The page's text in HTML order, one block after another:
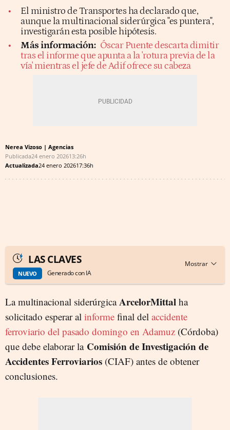
El ministro de Transportes ha declarado que,
aunque la multinacional siderúrgica "es puntera",
investigarán esta posible hipótesis.
Más información: Óscar Puente descarta dimitir
tras el informe que apunta a la 'rotura previa de la
vía' mientras el jefe de Adif ofrece su cabeza
Nerea Vizoso | Agencias
Publicada24 enero 202613:26h
Actualizada24 enero 202617:36h
LAS CLAVES
NUEVO Generado con IA
La multinacional siderúrgicaArcelorMittal ha
solicitado esperar al informe final del accidente
ferroviario del pasado domingo en Adamuz (Córdoba)
que debe elaborar la Comisión de Investigación de
Accidentes Ferroviarios (CIAF) antes de obtener
conclusiones.